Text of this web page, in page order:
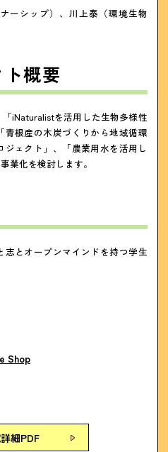
ーシップ）、川上泰（環境生物
概要
iNaturalistを活用した生物多様性
青根産の木炭づくりから地域循環
ェクト」、「農業用水を活用し
業化を検討します。
志とオープンマインドを持つ学生
Shop
細PDF